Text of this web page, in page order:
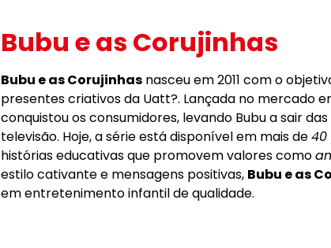
Bubu e as Corujinhas
Bubu e as Corujinhas nasceu em 2011 com o
presentes criativos da Uatt?. Lançada no mercado
conquistou os consumidores, levando Bubu a sair
televisão. Hoje, a série está disponível em mais de40
histórias educativas que promovem valores como
estilo cativante e mensagens positivas, Bubu e as
em entretenimento infantil de qualidade.